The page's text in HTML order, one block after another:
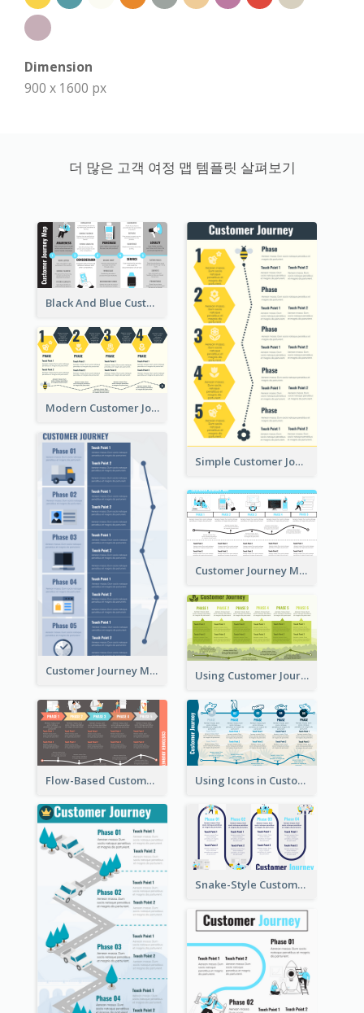
Dimension
900 x 1600 px
더 많은 고객 여정 맵 템플릿 살펴보기
Black And Blue Customer Journey Mapping (CJM)
Simple Customer Journey Mapping Template
Modern Customer Journey Map
Customer Journey Map for Presentation
Customer Journey Mapping with Illustrations
Using Customer Journey Map for CX Design
Flow-Based Customer Journey Map Using Icons in Customer Journey Maps
Snake-Style Customer Journey Map Template